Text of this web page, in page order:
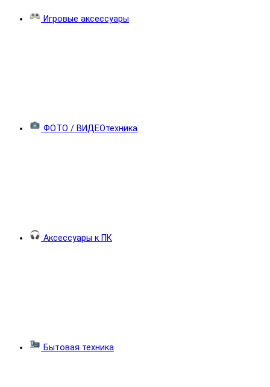
Игровые аксессуары
ФОТО / ВИДЕОтехника
Аксессуары к ПК
Бытовая техника